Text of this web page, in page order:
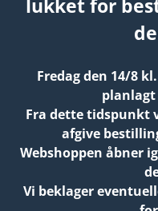
lukket for
Fredag den 14/8
Fra dette tidspunkt
afgive
Webshoppen åbner
Vi beklager